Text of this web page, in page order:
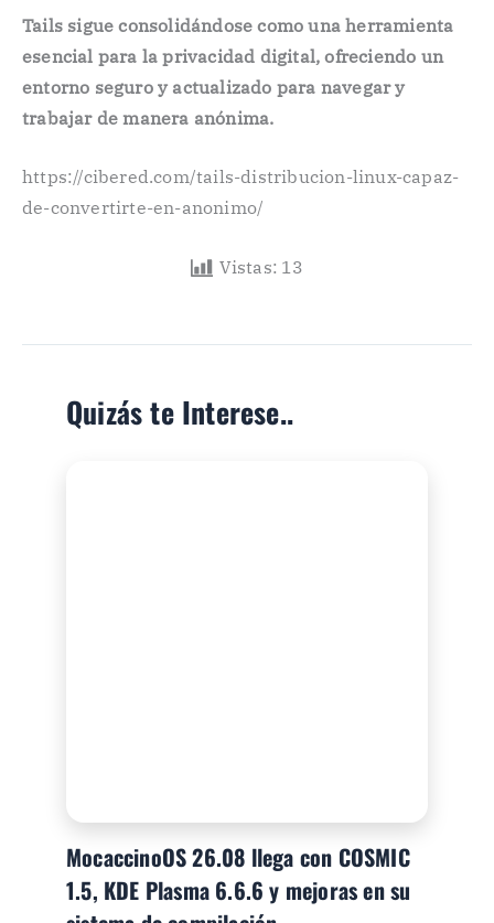
Tails sigue consolidándose como una herramienta
esencial para la privacidad digital, ofreciendo un
entorno seguro y actualizado para navegar y
trabajar de manera anónima.
https://cibered.com/tails-distribucion-linux-capaz-
de-convertirte-en-anonimo/
Vistas: 13
Quizás te Interese..
MocaccinoOS 26.08 llega con COSMIC
1.5, KDE Plasma 6.6.6 y mejoras en su